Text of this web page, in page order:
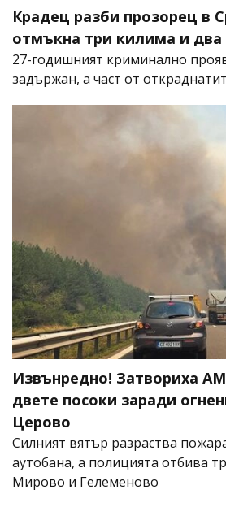
Крадец разби прозорец в
отмъкна три килима и
27-годишният криминално
задържан, а част от
Извънредно! Затвориха
двете посоки заради
Церово
Силният вятър разраства
аутобана, а полицията отбива
Мирово и Гелеменово